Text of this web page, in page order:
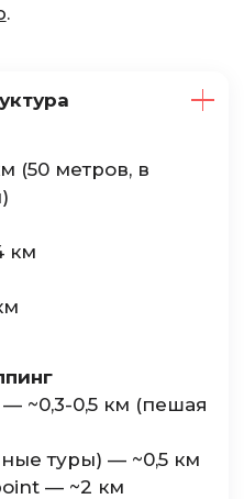
.
(50 метров, в
км
~0,3-0,5 км (пешая
туры) — ~0,5 км
— ~2 км